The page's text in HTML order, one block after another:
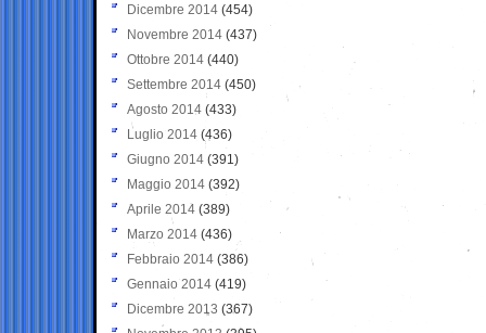
Dicembre 2014 (454)
Novembre 2014 (437)
Ottobre 2014 (440)
Settembre 2014 (450)
Agosto 2014 (433)
Luglio 2014 (436)
Giugno 2014 (391)
Maggio 2014 (392)
Aprile 2014 (389)
Marzo 2014 (436)
Febbraio 2014 (386)
Gennaio 2014 (419)
Dicembre 2013 (367)